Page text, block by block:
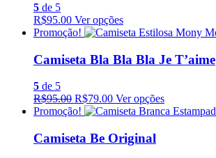
5 de 5
R$95.00 Ver opções
Promoção!
Camiseta Bla Bla Bla Je T’aime
5 de 5
R$95.00 R$79.00 Ver opções
Promoção!
Camiseta Be Original